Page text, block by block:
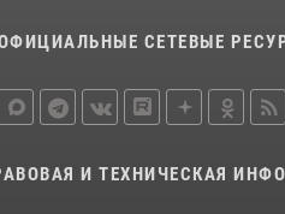
Первый Мурманский
области новый
службы
СЕТЕВЫЕ
И ТЕХНИЧЕСКАЯ